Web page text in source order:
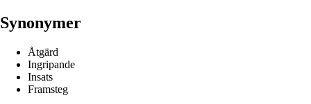
Synonymer
Åtgärd
Ingripande
Insats
Framsteg